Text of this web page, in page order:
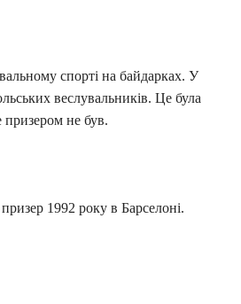
спорті на байдарках. У
веслувальників. Це була
призером не був.
1992 року в Барселоні.